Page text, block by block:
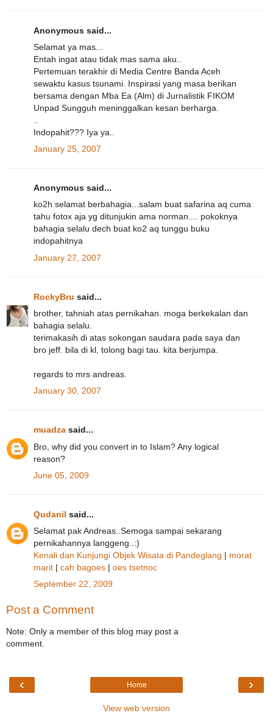
Anonymous said...
Selamat ya mas...
Entah ingat atau tidak mas sama aku..
Pertemuan terakhir di Media Centre Banda Aceh
sewaktu kasus tsunami. Inspirasi yang masa berikan
bersama dengan Mba Ea (Alm) di Jurnalistik FIKOM
Unpad Sungguh meninggalkan kesan berharga.
Indopahit??? Iya ya..
January 25, 2007
Anonymous said...
ko2h selamat berbahagia...salam buat safarina aq cuma
tahu fotox aja yg ditunjukin ama norman.... pokoknya
bahagia selalu dech buat ko2 aq tunggu buku
indopahitnya
January 27, 2007
RockyBru said...
brother, tahniah atas pernikahan. moga berkekalan dan
bahagia selalu.
terimakasih di atas sokongan saudara pada saya dan
bro jeff. bila di kl, tolong bagi tau. kita berjumpa.
regards to mrs andreas.
January 30, 2007
muadza said...
Bro, why did you convert in to Islam? Any logical
reason?
June 05, 2009
Qudanil said...
Selamat pak Andreas..Semoga sampai sekarang
pernikahannya langgeng..:)
Kenali dan Kunjungi Objek Wisata di Pandeglang | morat
marit | cah bagoes | oes tsetnoc
September 22, 2009
Post a Comment
Note: Only a member of this blog may post a
comment.
‹ ›
Home
View web version